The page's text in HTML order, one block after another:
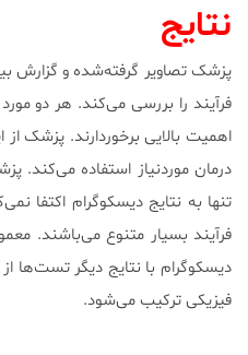
نتایج
پزشک تصاویر گرفته‌شده و گزارش
فرآیند را بررسی می‌کند. هر دو
اهمیت بالایی برخوردارند. پزشک
درمان موردنیاز استفاده می‌کند.
تنها به نتایج دیسکوگرام اکتفا
فرآیند بسیار متنوع می‌باشند.
فیزیکی ترکیب می‌شود.